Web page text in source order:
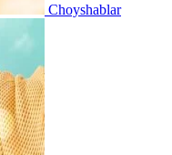
Choyshablar